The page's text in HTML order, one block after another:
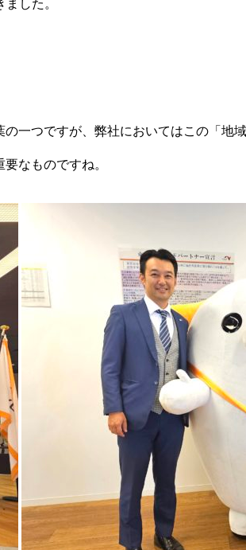
した。
一つですが、弊社においてはこの「地
なものですね。